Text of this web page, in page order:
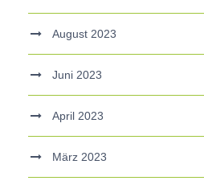
August 2023
Juni 2023
April 2023
März 2023